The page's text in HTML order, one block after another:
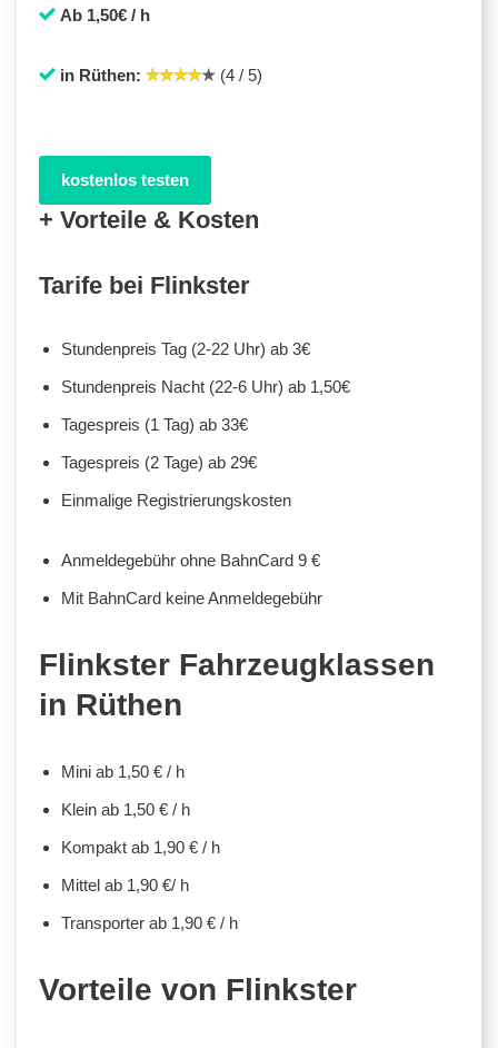
Ab 1,50€ / h
in Rüthen: (4 / 5)
kostenlos testen
+ Vorteile & Kosten
Tarife bei Flinkster
Stundenpreis Tag (2-22 Uhr) ab 3€
Stundenpreis Nacht (22-6 Uhr) ab 1,50€
Tagespreis (1 Tag) ab 33€
Tagespreis (2 Tage) ab 29€
Einmalige Registrierungskosten
Anmeldegebühr ohne BahnCard 9 €
Mit BahnCard keine Anmeldegebühr
Flinkster Fahrzeugklassen
in Rüthen
Mini ab 1,50 € / h
Klein ab 1,50 € / h
Kompakt ab 1,90 € / h
Mittel ab 1,90 €/ h
Transporter ab 1,90 € / h
Vorteile von Flinkster